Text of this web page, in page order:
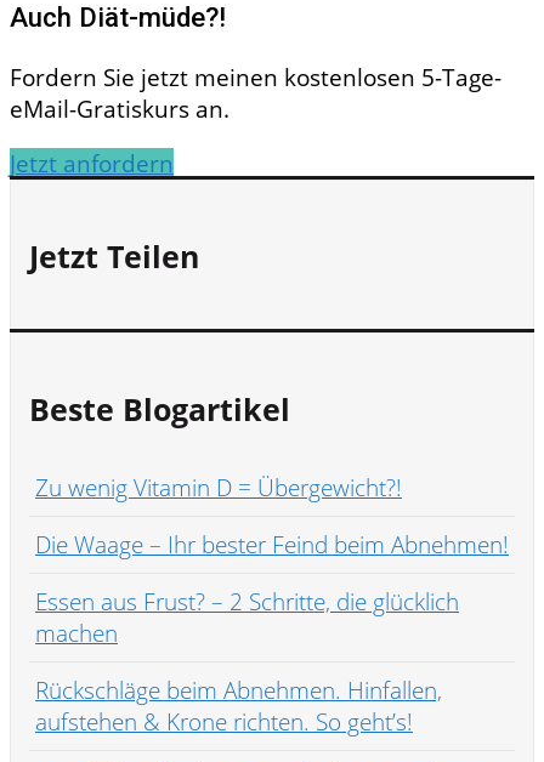
Auch Diät-müde?!
Fordern Sie jetzt meinen kostenlosen 5-Tage-
eMail-Gratiskurs an.
Jetzt anfordern
Jetzt Teilen
Beste Blogartikel
Zu wenig Vitamin D = Übergewicht?!
Die Waage – Ihr bester Feind beim Abnehmen!
Essen aus Frust? – 2 Schritte, die glücklich
machen
Rückschläge beim Abnehmen. Hinfallen,
aufstehen & Krone richten. So geht’s!